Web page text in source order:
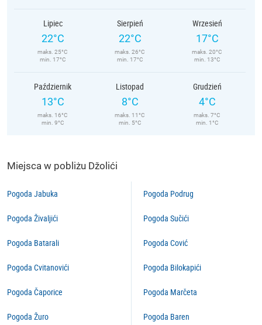
Lipiec
22°C
maks. 25°C
min. 17°C
Sierpień
22°C
maks. 26°C
min. 17°C
Wrzesień
17°C
maks. 20°C
min. 13°C
Październik
13°C
maks. 16°C
min. 9°C
Listopad
8°C
maks. 11°C
min. 5°C
Grudzień
4°C
maks. 7°C
min. 1°C
Miejsca w pobliżu Džolići
Pogoda Jabuka
Pogoda Živaljići
Pogoda Batarali
Pogoda Cvitanovići
Pogoda Čaporice
Pogoda Žuro
Pogoda Podrug
Pogoda Sučići
Pogoda Cović
Pogoda Bilokapići
Pogoda Marčeta
Pogoda Baren